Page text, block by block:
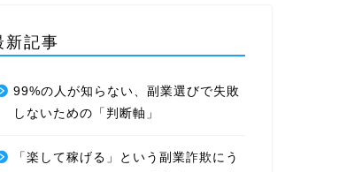
新記事
99%の人が知らない、副業選びで失敗
しないための「判断軸」
「楽して稼げる」という副業詐欺にう